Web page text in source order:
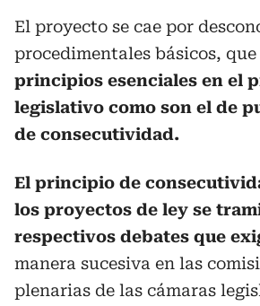
El proyecto se cae por
procedimentales básicos, que
principios esenciales en el
legislativo como son el de
de consecutividad.
El principio de
los proyectos de ley se
respectivos debates que
manera sucesiva en las
plenarias de las cámaras